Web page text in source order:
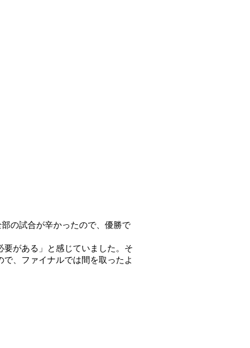
の試合が辛かったので、優勝で
がある」と感じていました。そ
、ファイナルでは間を取ったよ